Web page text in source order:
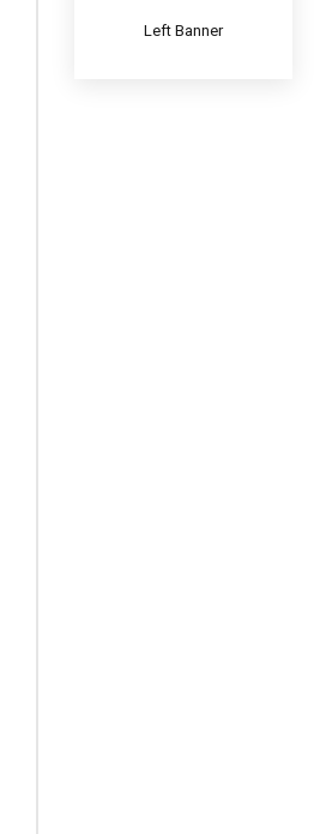
Left Banner